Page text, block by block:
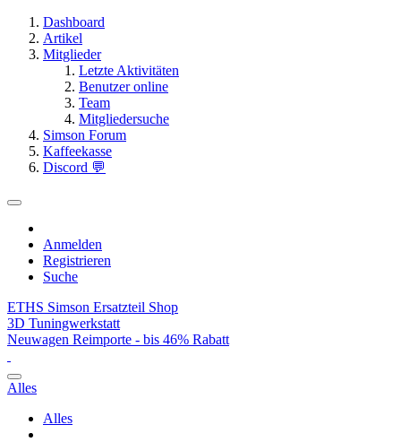
Dashboard
Artikel
Mitglieder
Letzte Aktivitäten
Benutzer online
Team
Mitgliedersuche
Simson Forum
Kaffeekasse
Discord 💬
Anmelden
Registrieren
Suche
ETHS Simson Ersatzteil Shop
3D Tuningwerkstatt
Neuwagen Reimporte - bis 46% Rabatt
Alles
Alles